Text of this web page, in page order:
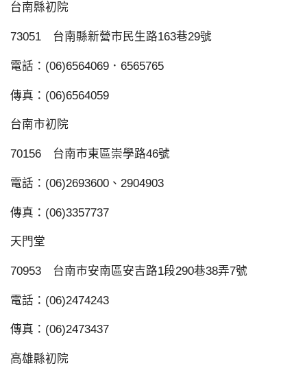
台南縣初院
73051 台南縣新營市民生路163巷29號
電話：(06)6564069．6565765
傳真：(06)6564059
台南市初院
70156 台南市東區崇學路46號
電話：(06)2693600、2904903
傳真：(06)3357737
天門堂
70953 台南市安南區安吉路1段290巷38弄7號
電話：(06)2474243
傳真：(06)2473437
高雄縣初院